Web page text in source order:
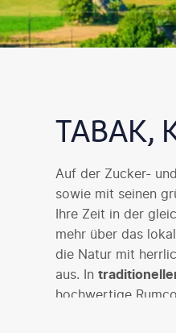
TABAK,
Auf der Zucker-
sowie mit seinen
Ihre Zeit in der
mehr über das
die Natur mit
aus. In
hochwertige